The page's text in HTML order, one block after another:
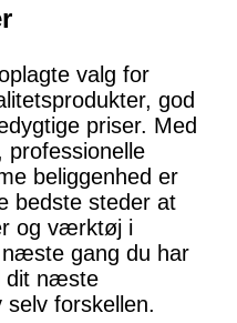
valg for
god
priser. Med
professionelle
beliggenhed er
bedste steder at
og værktøj i
gang du har
dit næste
selv forskellen.